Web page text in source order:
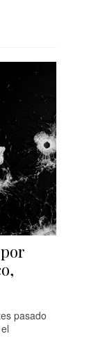
pasado